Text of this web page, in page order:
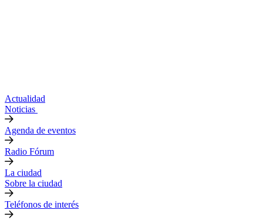
Actualidad
Noticias
Agenda de eventos
Radio Fórum
La ciudad
Sobre la ciudad
Teléfonos de interés